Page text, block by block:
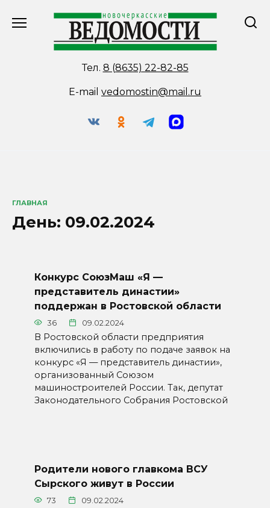
Тел. 8 (8635) 22-82-85
E-mail vedomostin@mail.ru
ГЛАВНАЯ
День: 09.02.2024
Конкурс СоюзМаш «Я —
представитель династии»
поддержан в Ростовской области
36 09.02.2024
В Ростовской области предприятия
включились в работу по подаче заявок на
конкурс «Я — представитель династии»,
организованный Союзом
машиностроителей России. Так, депутат
Законодательного Собрания Ростовской
Родители нового главкома ВСУ
Сырского живут в России
73 09.02.2024